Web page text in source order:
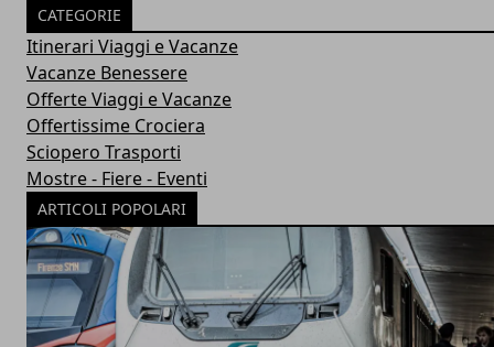
CATEGORIE
Itinerari Viaggi e Vacanze
Vacanze Benessere
Offerte Viaggi e Vacanze
Offertissime Crociera
Sciopero Trasporti
Mostre - Fiere - Eventi
ARTICOLI POPOLARI